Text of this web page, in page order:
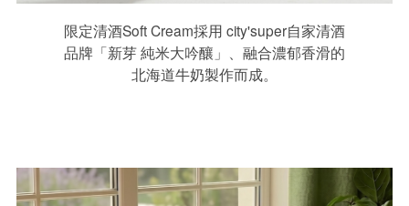
限定清酒Soft Cream採用 city'super自家清酒
品牌「新芽 純米大吟釀」、融合濃郁香滑的
北海道牛奶製作而成。